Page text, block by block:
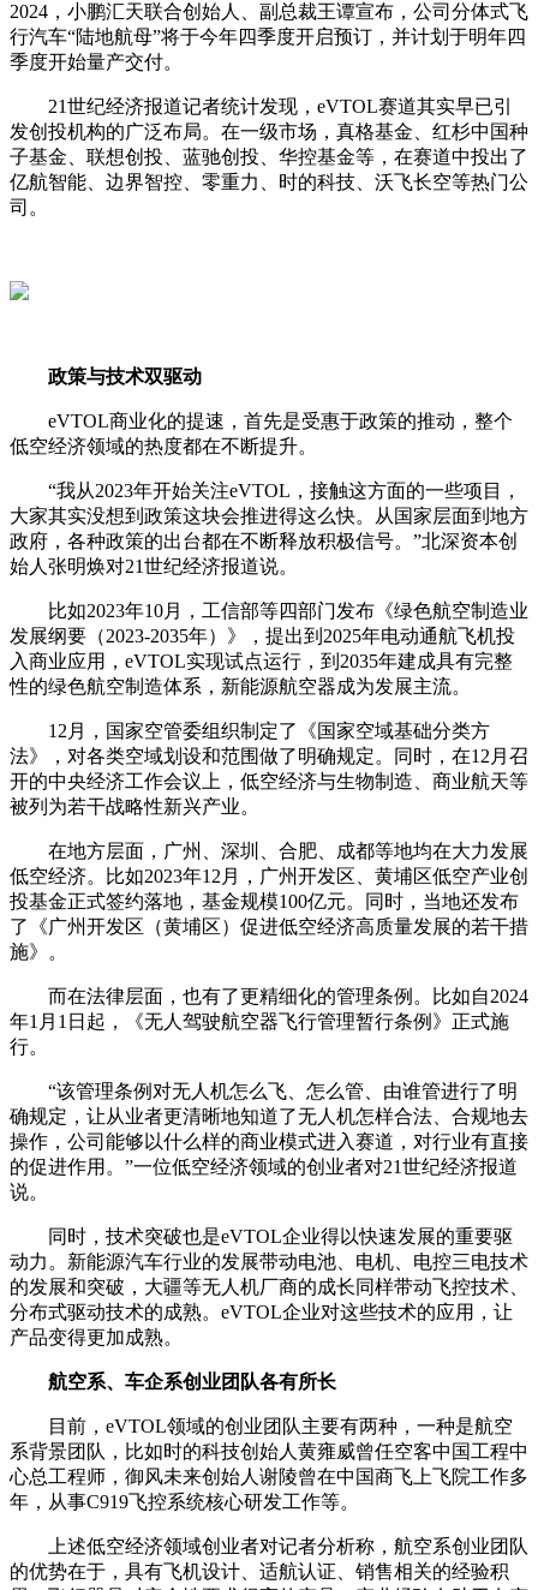
2024，小鹏汇天联合创始人、副总裁王谭宣布，公司分体式飞
行汽车“陆地航母”将于今年四季度开启预订，并计划于明年四
季度开始量产交付。
21世纪经济报道记者统计发现，eVTOL赛道其实早已引
发创投机构的广泛布局。在一级市场，真格基金、红杉中国种
子基金、联想创投、蓝驰创投、华控基金等，在赛道中投出了
亿航智能、边界智控、零重力、时的科技、沃飞长空等热门公
司。
政策与技术双驱动
eVTOL商业化的提速，首先是受惠于政策的推动，整个
低空经济领域的热度都在不断提升。
“我从2023年开始关注eVTOL，接触这方面的一些项目，
大家其实没想到政策这块会推进得这么快。从国家层面到地方
政府，各种政策的出台都在不断释放积极信号。”北深资本创
始人张明焕对21世纪经济报道说。
比如2023年10月，工信部等四部门发布《绿色航空制造业
发展纲要（2023-2035年）》，提出到2025年电动通航飞机投
入商业应用，eVTOL实现试点运行，到2035年建成具有完整
性的绿色航空制造体系，新能源航空器成为发展主流。
12月，国家空管委组织制定了《国家空域基础分类方
法》，对各类空域划设和范围做了明确规定。同时，在12月召
开的中央经济工作会议上，低空经济与生物制造、商业航天等
被列为若干战略性新兴产业。
在地方层面，广州、深圳、合肥、成都等地均在大力发展
低空经济。比如2023年12月，广州开发区、黄埔区低空产业创
投基金正式签约落地，基金规模100亿元。同时，当地还发布
了《广州开发区（黄埔区）促进低空经济高质量发展的若干措
施》。
而在法律层面，也有了更精细化的管理条例。比如自2024
年1月1日起，《无人驾驶航空器飞行管理暂行条例》正式施
行。
“该管理条例对无人机怎么飞、怎么管、由谁管进行了明
确规定，让从业者更清晰地知道了无人机怎样合法、合规地去
操作，公司能够以什么样的商业模式进入赛道，对行业有直接
的促进作用。”一位低空经济领域的创业者对21世纪经济报道
说。
同时，技术突破也是eVTOL企业得以快速发展的重要驱
动力。新能源汽车行业的发展带动电池、电机、电控三电技术
的发展和突破，大疆等无人机厂商的成长同样带动飞控技术、
分布式驱动技术的成熟。eVTOL企业对这些技术的应用，让
产品变得更加成熟。
航空系、车企系创业团队各有所长
目前，eVTOL领域的创业团队主要有两种，一种是航空
系背景团队，比如时的科技创始人黄雍威曾任空客中国工程中
心总工程师，御风未来创始人谢陵曾在中国商飞上飞院工作多
年，从事C919飞控系统核心研发工作等。
上述低空经济领域创业者对记者分析称，航空系创业团队
的优势在于，具有飞机设计、适航认证、销售相关的经验积